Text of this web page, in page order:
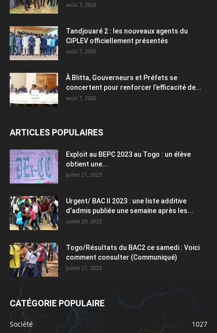
août 7, 2026
Tandjouaré 2 : les nouveaux agents du
CIPLEV officiellement présentés
août 7, 2026
À Blitta, Gouverneurs et Préfets se
concertent pour renforcer l’efficacité de...
août 7, 2026
ARTICLES POPULAIRES
Exploit au BEPC 2023 au Togo : un élève
obtient une...
juillet 21, 2023
Urgent/ BAC II 2023 : une liste additive
d’admis publiée une semaine après les...
juillet 29, 2023
Togo/Résultats du BAC2 ce samedi : Voici
comment consulter (Communiqué)
juillet 21, 2023
CATÉGORIE POPULAIRE
Société
1027